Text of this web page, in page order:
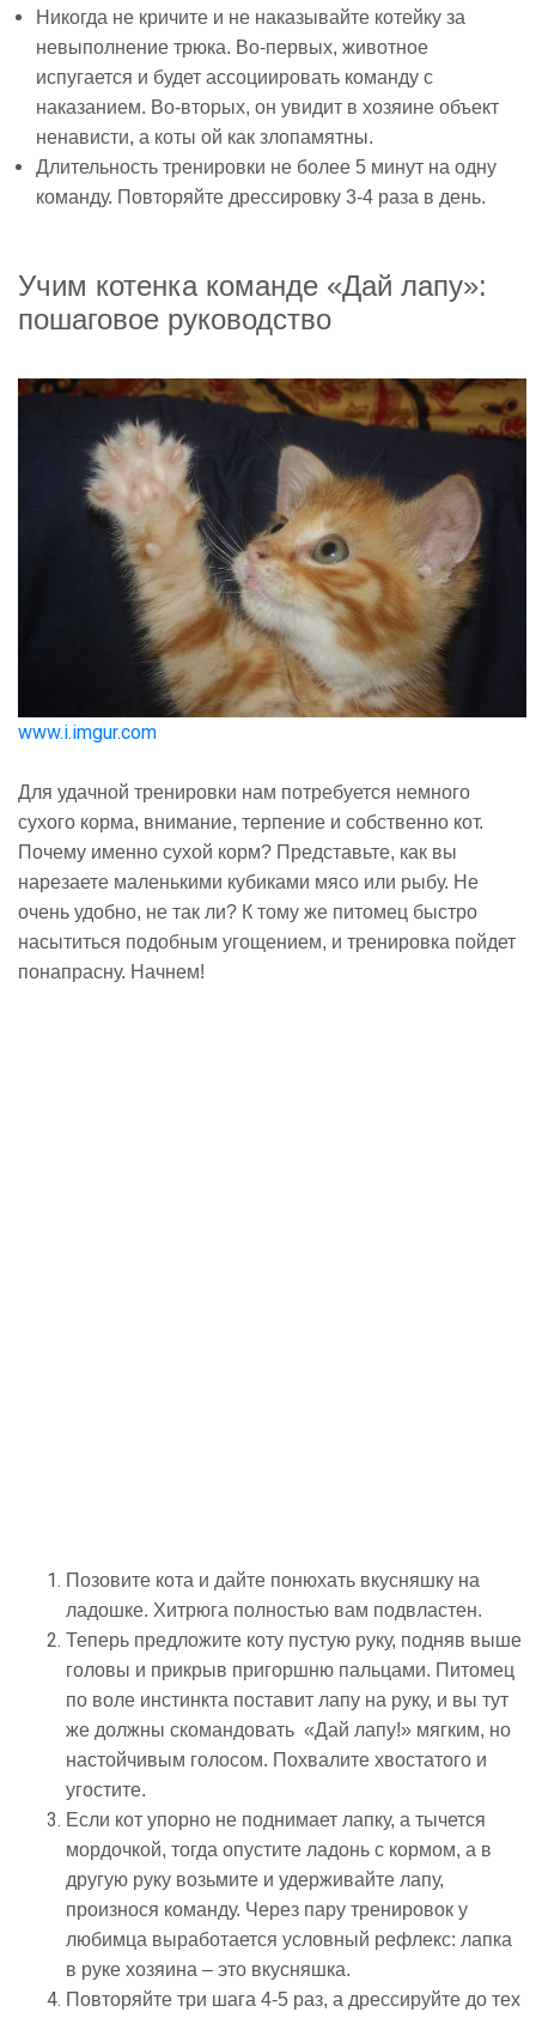
Никогда не кричите и не наказывайте котейку за
невыполнение трюка. Во-первых, животное
испугается и будет ассоциировать команду с
наказанием. Во-вторых, он увидит в хозяине объект
ненависти, а коты ой как злопамятны.
Длительность тренировки не более 5 минут на одну
команду. Повторяйте дрессировку 3-4 раза в день.
Учим котенка команде «Дай лапу»:
пошаговое руководство
www.i.imgur.com
Для удачной тренировки нам потребуется немного
сухого корма, внимание, терпение и собственно кот.
Почему именно сухой корм? Представьте, как вы
нарезаете маленькими кубиками мясо или рыбу. Не
очень удобно, не так ли? К тому же питомец быстро
насытиться подобным угощением, и тренировка пойдет
понапрасну. Начнем!
Позовите кота и дайте понюхать вкусняшку на
ладошке. Хитрюга полностью вам подвластен.
Теперь предложите коту пустую руку, подняв выше
головы и прикрыв пригоршню пальцами. Питомец
по воле инстинкта поставит лапу на руку, и вы тут
же должны скомандовать «Дай лапу!» мягким, но
настойчивым голосом. Похвалите хвостатого и
угостите.
Если кот упорно не поднимает лапку, а тычется
мордочкой, тогда опустите ладонь с кормом, а в
другую руку возьмите и удерживайте лапу,
произнося команду. Через пару тренировок у
любимца выработается условный рефлекс: лапка
в руке хозяина – это вкусняшка.
Повторяйте три шага 4-5 раз, а дрессируйте до тех